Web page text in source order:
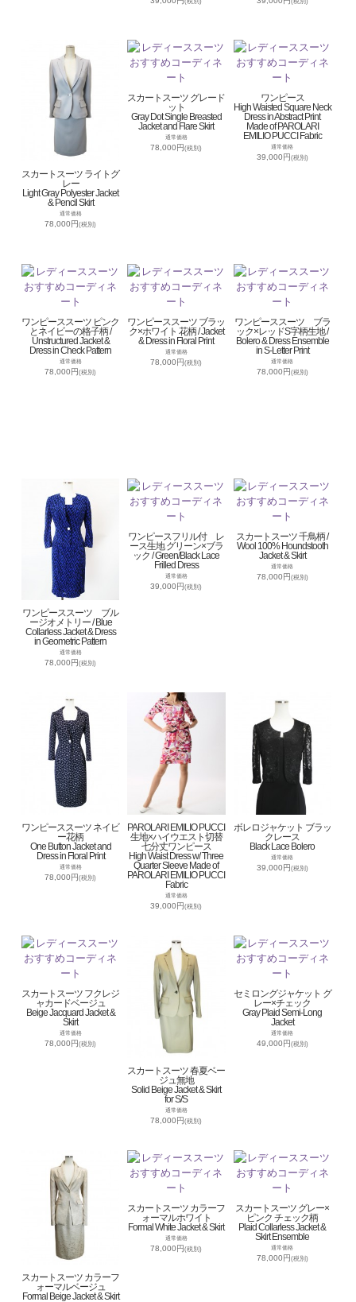
(税別) (税別)
スカートスーツ ライトグ
レー
Light Gray Polyester Jacket
& Pencil Skirt
通常価格
78,000円(税別)
スカートスーツ グレード
ット
Gray Dot Single Breasted
Jacket and Flare Skirt
通常価格
78,000円(税別)
ワンピース
High Waisted Square Neck
Dress in Abstract Print
Made of PAROLARI
EMILIO PUCCI Fabric
通常価格
39,000円(税別)
ワンピーススーツ ピンク
とネイビーの格子柄 /
Unstructured Jacket &
Dress in Check Pattern
通常価格
78,000円(税別)
ワンピーススーツ ブラッ
ク×ホワイト 花柄 / Jacket
& Dress in Floral Print
通常価格
78,000円(税別)
ワンピーススーツ ブラ
ック×レッドS字柄生地 /
Bolero & Dress Ensemble
in S-Letter Print
通常価格
78,000円(税別)
ワンピーススーツ ブル
ージオメトリー / Blue
Collarless Jacket & Dress
in Geometric Pattern
通常価格
78,000円(税別)
ワンピースフリル付 レ
ース生地 グリーン×ブラ
ック / Green/Black Lace
Frilled Dress
通常価格
39,000円(税別)
スカートスーツ 千鳥柄 /
Wool 100% Houndstooth
Jacket & Skirt
通常価格
78,000円(税別)
ワンピーススーツ ネイビ
ー花柄
One Button Jacket and
Dress in Floral Print
通常価格
78,000円(税別)
PAROLARI EMILIO PUCCI
生地×ハイウエスト切替
七分丈ワンピース
High Waist Dress w/ Three
Quarter Sleeve Made of
PAROLARI EMILIO PUCCI
Fabric
通常価格
39,000円(税別)
ボレロジャケット ブラッ
クレース
Black Lace Bolero
通常価格
39,000円(税別)
スカートスーツ フクレジ
ャカードベージュ
Beige Jacquard Jacket &
Skirt
通常価格
78,000円(税別)
スカートスーツ 春夏ベー
ジュ無地
Solid Beige Jacket & Skirt
for S/S
通常価格
78,000円(税別)
セミロングジャケット グ
レー×チェック
Gray Plaid Semi-Long
Jacket
通常価格
49,000円(税別)
スカートスーツ カラーフ
ォーマルベージュ
Formal Beige Jacket & Skirt
スカートスーツ カラーフ
ォーマルホワイト
Formal White Jacket & Skirt
通常価格
78,000円(税別)
スカートスーツ グレー×
ピンク チェック柄
Plaid Collarless Jacket &
Skirt Ensemble
通常価格
78,000円(税別)